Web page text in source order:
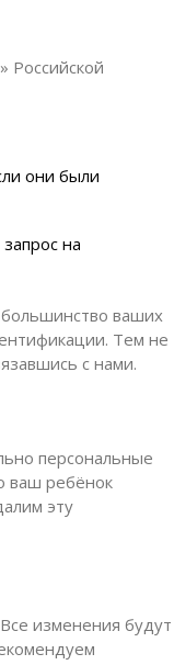
Российской
они были
на
ваших
Тем не
с нами.
персональные
ваш ребёнок
эту
изменения будут